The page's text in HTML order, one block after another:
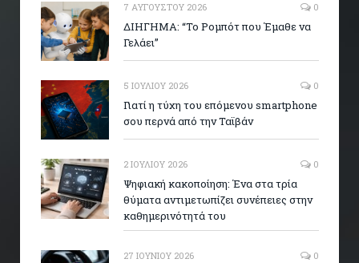
7 ΑΥΓΟΎΣΤΟΥ 2026 0
ΔΙΗΓΗΜΑ: “Το Ρομπότ που Έμαθε να
Γελάει”
5 ΙΟΥΛΊΟΥ 2026 0
Γιατί η τύχη του επόμενου smartphone
σου περνά από την Ταϊβάν
2 ΙΟΥΛΊΟΥ 2026 0
Ψηφιακή κακοποίηση: Ένα στα τρία
θύματα αντιμετωπίζει συνέπειες στην
καθημερινότητά του
27 ΙΟΥΝΊΟΥ 2026 0